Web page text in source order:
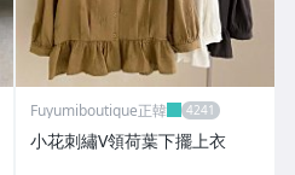
Fuyumiboutique正韓
小花刺繡V領荷葉下擺上衣